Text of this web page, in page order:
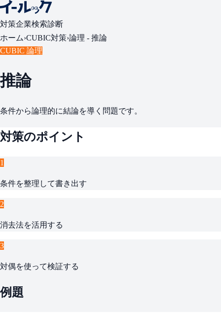
対策企業検索診断
ホーム›CUBIC対策›論理 - 推論
CUBIC 論理
推論
条件から論理的に結論を導く問題です。
対策のポイント
1
条件を整理して書き出す
2
消去法を活用する
3
対偶を使って検証する
例題